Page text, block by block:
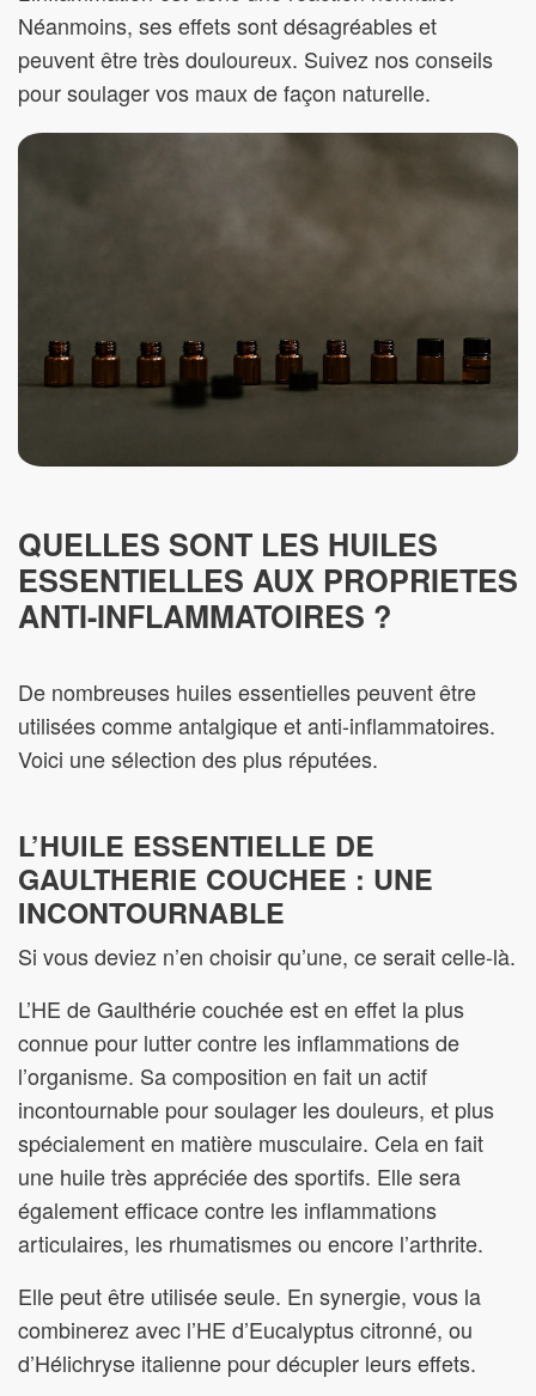
Néanmoins, ses effets sont désagréables et
peuvent être très douloureux. Suivez nos conseils
pour soulager vos maux de façon naturelle.
QUELLES SONT LES HUILES
ESSENTIELLES AUX PROPRIETES
ANTI-INFLAMMATOIRES ?
De nombreuses huiles essentielles peuvent être
utilisées comme antalgique et anti-inflammatoires.
Voici une sélection des plus réputées.
L’HUILE ESSENTIELLE DE
GAULTHERIE COUCHEE : UNE
INCONTOURNABLE
Si vous deviez n’en choisir qu’une, ce serait celle-là.
L’HE de Gaulthérie couchée est en effet la plus
connue pour lutter contre les inflammations de
l’organisme. Sa composition en fait un actif
incontournable pour soulager les douleurs, et plus
spécialement en matière musculaire. Cela en fait
une huile très appréciée des sportifs. Elle sera
également efficace contre les inflammations
articulaires, les rhumatismes ou encore l’arthrite.
Elle peut être utilisée seule. En synergie, vous la
combinerez avec l’HE d’Eucalyptus citronné, ou
d’Hélichryse italienne pour décupler leurs effets.